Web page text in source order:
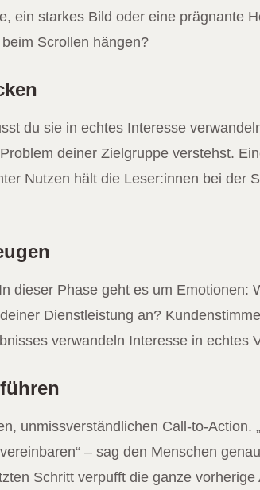
ein starkes Bild oder eine prägnante
Scrollen hängen?
du sie in echtes Interesse
deiner Zielgruppe verstehst.
Nutzen hält die Leser:innen bei der
dieser Phase geht es um Emotionen:
Dienstleistung an?
verwandeln Interesse in echtes
unmissverständlichen Call-to-Action.
– sag den Menschen
Schritt verpufft die ganze vorherige